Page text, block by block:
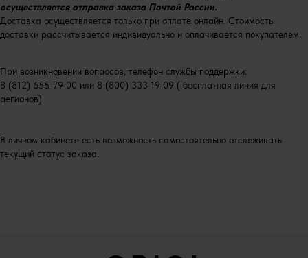
осуществляется отправка заказа Почтой России.
Доставка осуществляется только при оплате онлайн. Стоимость
доставки рассчитывается индивидуально и оплачивается покупателем.
При возникновении вопросов, телефон службы поддержки:
8 (812) 655-79-00 или 8 (800) 333-19-09 ( бесплатная линия для
регионов)
В личном кабинете есть возможность самостоятельно отслеживать
текущий статус заказа.